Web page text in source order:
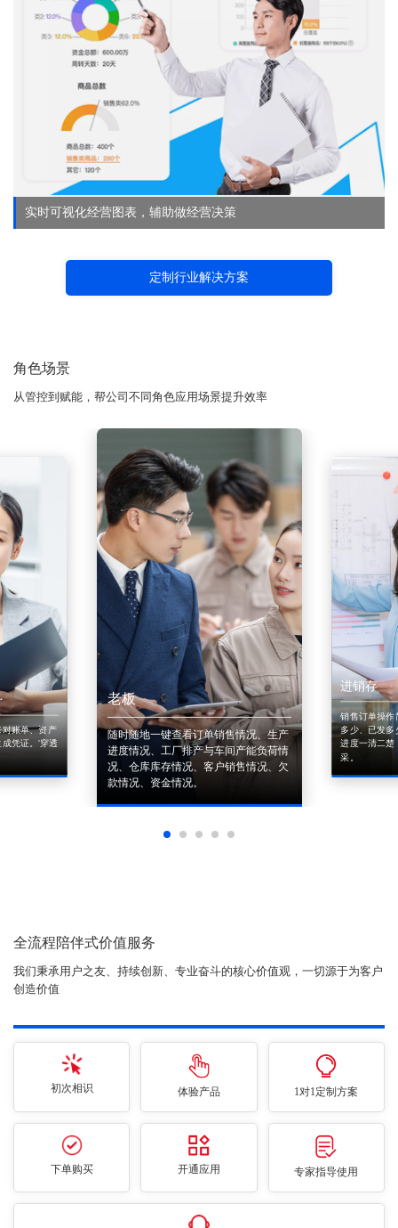
实时可视化经营图表，辅助做经营决策
定制行业解决方案
角色场景
从管控到赋能，帮公司不同角色应用场景提升效率
账单、资产
凭证。'穿透
老板
随时随地一键查看订单销售情况、生产
进度情况、工厂排产与车间产能负荷情
况、仓库库存情况、客户销售情况、欠
款情况、资金情况。
进销存
销售订单操作
多少、已发多
进度一清二楚
采。
全流程陪伴式价值服务
我们秉承用户之友、持续创新、专业奋斗的核心价值观，一切源于为客户
创造价值
初次相识 体验产品 1对1定制方案
下单购买 开通应用 专家指导使用